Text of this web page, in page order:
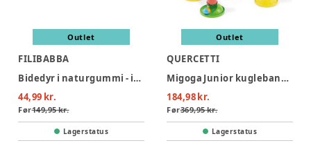
Outlet
FILIBABBA
Bidedyr i naturgummi - isbjørnen polly
44,99 kr.
Før149,95 kr.
Lagerstatus
Outlet
QUERCETTI
Migoga Junior kuglebane (31 dele)
184,98 kr.
Før369,95 kr.
Lagerstatus